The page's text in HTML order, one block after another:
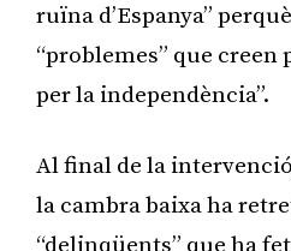
ruïna d’Espanya”
“problemes” que creen
per la independència”.
Al final de la
la cambra baixa ha
“delinqüents” que ha